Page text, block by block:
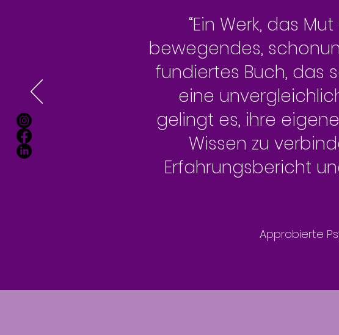
“Ein Werk, das
bewegendes,
fundiertes Buch, das
eine
gelingt es, ihre
Wissen zu
Erfahrungsbericht
Approbierte